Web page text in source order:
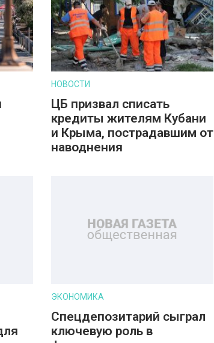
НОВОСТИ
ЦБ призвал списать
кредиты жителям Кубани
и Крыма, пострадавшим от
наводнения
ЭКОНОМИКА
Спецдепозитарий сыграл
ключевую роль в